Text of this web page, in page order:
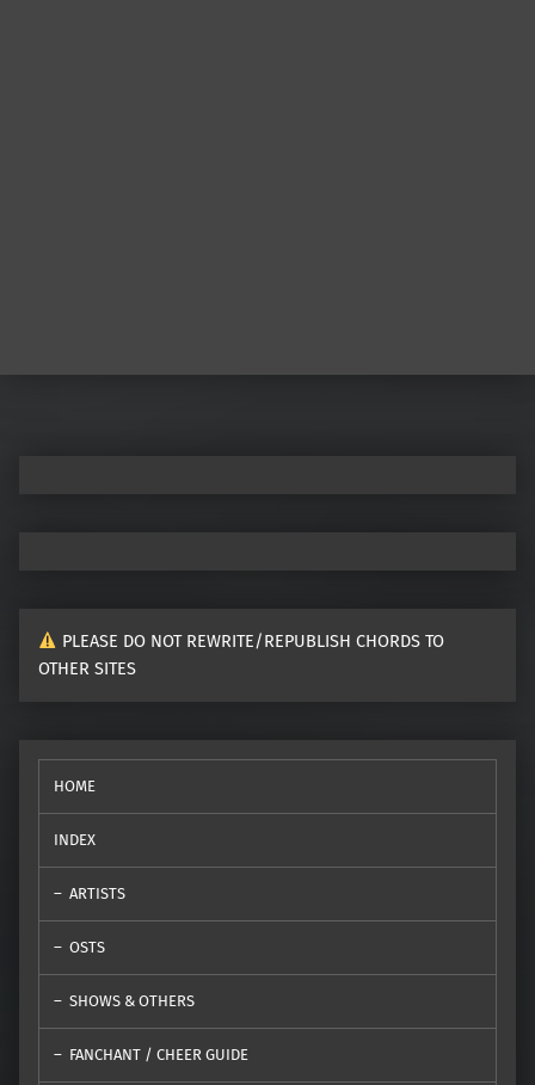
PLEASE DO NOT REWRITE/REPUBLISH CHORDS TO
OTHER SITES
HOME
INDEX
ARTISTS
OSTS
SHOWS & OTHERS
FANCHANT / CHEER GUIDE